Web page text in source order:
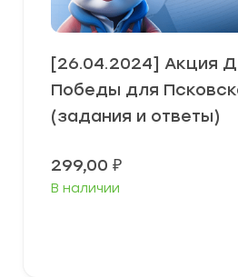
[26.04.2024] Акция
Победы для
(задания и ответы)
299,00 ₽
В наличии